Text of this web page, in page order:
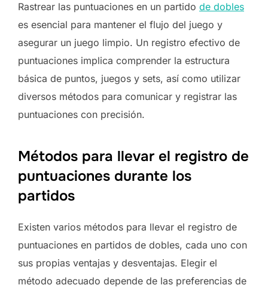
Rastrear las puntuaciones en un partido de dobles
es esencial para mantener el flujo del juego y
asegurar un juego limpio. Un registro efectivo de
puntuaciones implica comprender la estructura
básica de puntos, juegos y sets, así como utilizar
diversos métodos para comunicar y registrar las
puntuaciones con precisión.
Métodos para llevar el registro de
puntuaciones durante los
partidos
Existen varios métodos para llevar el registro de
puntuaciones en partidos de dobles, cada uno con
sus propias ventajas y desventajas. Elegir el
método adecuado depende de las preferencias de